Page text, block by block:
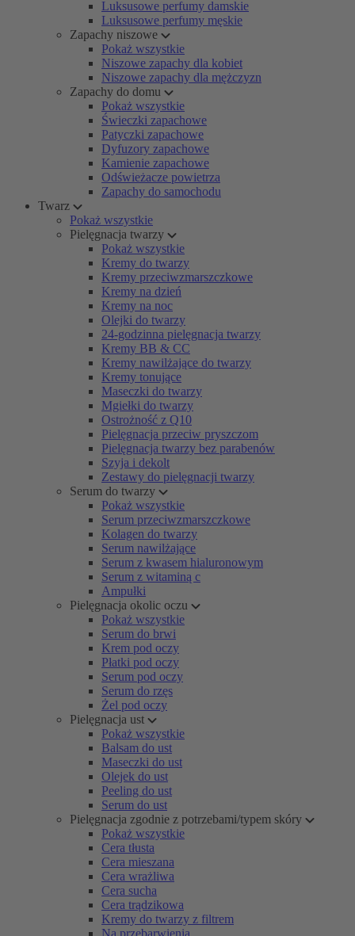
Luksusowe perfumy damskie
Luksusowe perfumy męskie
Zapachy niszowe
Pokaż wszystkie
Niszowe zapachy dla kobiet
Niszowe zapachy dla mężczyzn
Zapachy do domu
Pokaż wszystkie
Świeczki zapachowe
Patyczki zapachowe
Dyfuzory zapachowe
Kamienie zapachowe
Odświeżacze powietrza
Zapachy do samochodu
Twarz
Pokaż wszystkie
Pielęgnacja twarzy
Pokaż wszystkie
Kremy do twarzy
Kremy przeciwzmarszczkowe
Kremy na dzień
Kremy na noc
Olejki do twarzy
24-godzinna pielęgnacja twarzy
Kremy BB & CC
Kremy nawilżające do twarzy
Kremy tonujące
Maseczki do twarzy
Mgiełki do twarzy
Ostrożność z Q10
Pielęgnacja przeciw pryszczom
Pielęgnacja twarzy bez parabenów
Szyja i dekolt
Zestawy do pielęgnacji twarzy
Serum do twarzy
Pokaż wszystkie
Serum przeciwzmarszczkowe
Kolagen do twarzy
Serum nawilżające
Serum z kwasem hialuronowym
Serum z witaminą c
Ampułki
Pielęgnacja okolic oczu
Pokaż wszystkie
Serum do brwi
Krem pod oczy
Płatki pod oczy
Serum pod oczy
Serum do rzęs
Żel pod oczy
Pielęgnacja ust
Pokaż wszystkie
Balsam do ust
Maseczki do ust
Olejek do ust
Peeling do ust
Serum do ust
Pielęgnacja zgodnie z potrzebami/typem skóry
Pokaż wszystkie
Cera tłusta
Cera mieszana
Cera wrażliwa
Cera sucha
Cera trądzikowa
Kremy do twarzy z filtrem
Na przebarwienia